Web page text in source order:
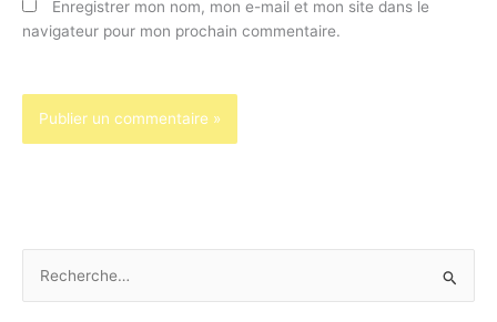
Enregistrer mon nom, mon e-mail et mon site dans le
navigateur pour mon prochain commentaire.